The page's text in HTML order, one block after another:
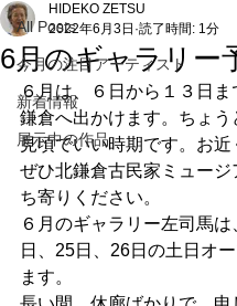
All Posts
今月の注目アーティスト
新着情報
展示中の作品
6月のギャラリー
HIDEKO ZETSU
2022年6月3日 読了時間: 1分
６月は、６日から１３日ま
鎌倉へ出かけます。ちょう
見頃でいい時期です。お近
ぜひ北鎌倉古民家ミュージ
ち寄りください。
６月のギャラリー左司馬
日、25日、26日の土日オ
ます。